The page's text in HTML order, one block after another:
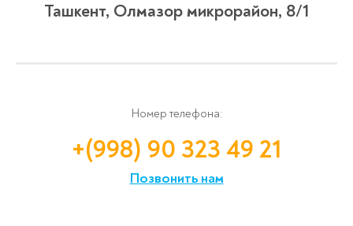
Ташкент, Олмазор микрорайон, 8/1
Номер телефона:
+(998) 90 323 49 21
Позвонить нам